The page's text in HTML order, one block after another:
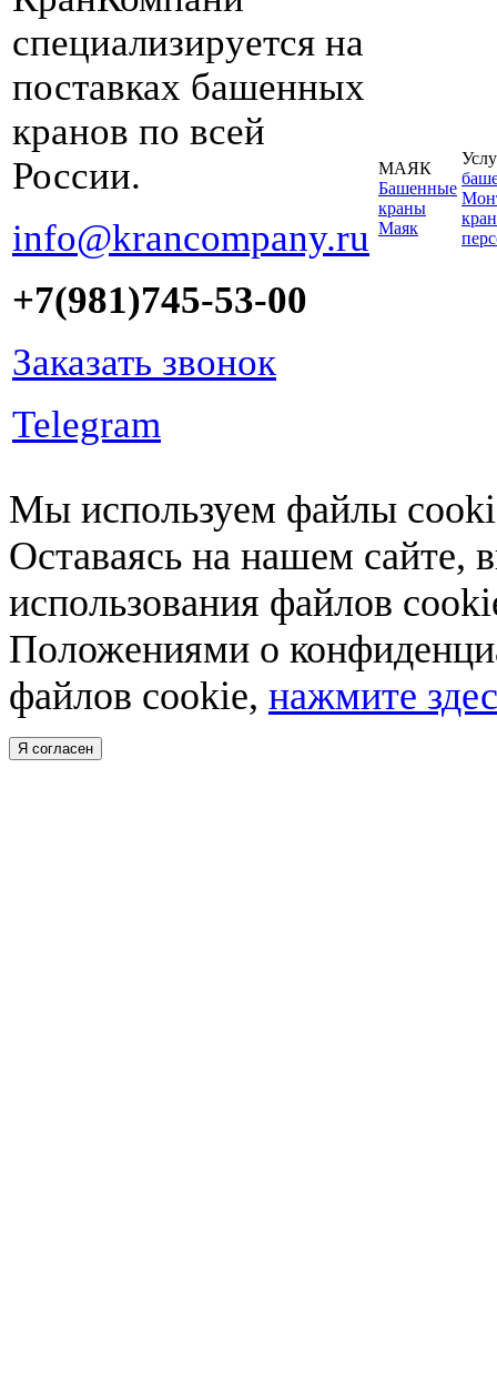
специализируется на
поставках башенных
кранов по всей
России.
info@krancompany.ru
+7(981)745-53-00
Заказать звонок
Telegram
МАЯК
Башенные
краны
Маяк
Мы используем файлы
Оставаясь на нашем сайте,
использования файлов
Положениями о
файлов cookie, нажмите
Я согласен